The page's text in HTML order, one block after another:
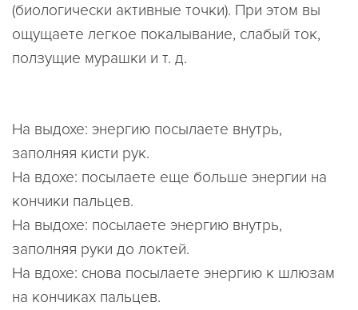
(биологически активные точки). При этом вы
ощущаете легкое покалывание, слабый ток,
ползущие мурашки и т. д.
На выдохе: энергию посылаете внутрь,
заполняя кисти рук.
На вдохе: посылаете еще больше энергии на
кончики пальцев.
На выдохе: посылаете энергию внутрь,
заполняя руки до локтей.
На вдохе: снова посылаете энергию к шлюзам
на кончиках пальцев.